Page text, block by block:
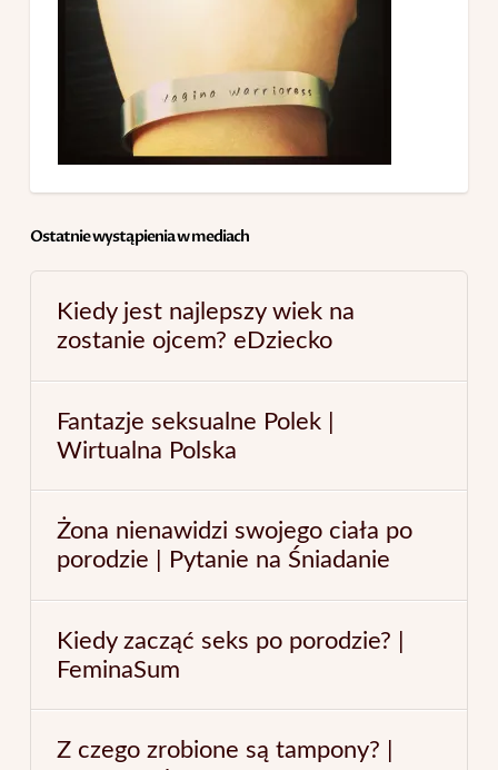
Ostatnie wystąpienia w mediach
Kiedy jest najlepszy wiek na
zostanie ojcem? eDziecko
Fantazje seksualne Polek |
Wirtualna Polska
Żona nienawidzi swojego ciała po
porodzie | Pytanie na Śniadanie
Kiedy zacząć seks po porodzie? |
FeminaSum
Z czego zrobione są tampony? |